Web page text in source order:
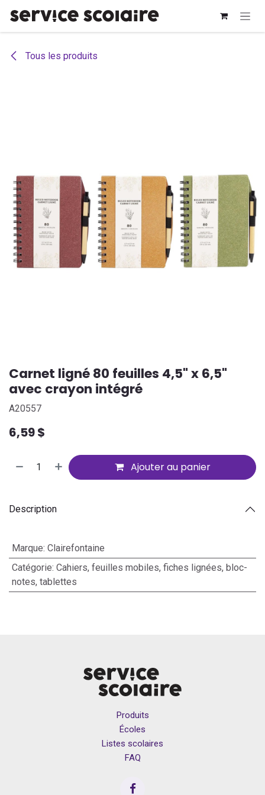
Tous les produits
Carnet ligné 80 feuilles 4,5" x 6,5"
avec crayon intégré
A20557
6,59$
Ajouter au panier
Description
Marque: Clairefontaine
Catégorie: Cahiers, feuilles mobiles, fiches lignées, bloc-
notes, tablettes
Produits
Écoles
Listes scolaires
FAQ